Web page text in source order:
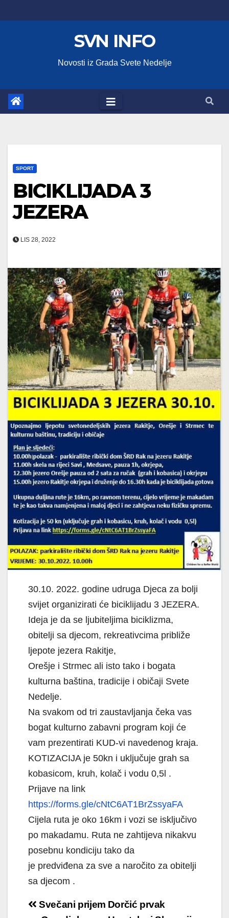
to
SVN INFO
Novosti iz Grada Svete Nedelje
SPORT
BICIKLIJADA 3
JEZERA
LIS 28, 2022
30.10. 2022. godine udruga Djeca za bolji
svijet organizirati će biciklijadu 3 JEZERA.
Ideja je da se ljubiteljima biciklizma,
obitelji sa djecom, rekreativcima približe
ljepote jezera Rakitje,
Orešje i Strmec ali isto tako i bogata
kulturna baština, tradicije i običaji Svete
Nedelje.
Na svakom od tri zaustavljanja čeka vas
bogat kulturno zabavni program koji će
vam prezentirati KUD-vi navedenog kraja.
KOTIZACIJA je 50kn i uključuje grah sa
kobasicom, kruh, kolač i vodu 0,5l .
Prijave na link
https://forms.gle/cNtC6AT1BrZssyaFA
Cijela ruta je oko 16km i vozi se isključivo
po makadamu. Ruta ne zahtijeva nikakvu
posebnu kondiciju tako da
je predviđena za sve a naročito za obitelji
sa djecom .
Navigacija Dorčić prvak
Svečani prijem